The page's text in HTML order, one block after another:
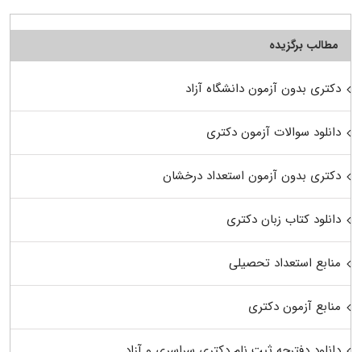
مطالب برگزیده
دکتری بدون آزمون دانشگاه آزاد
دانلود سوالات آزمون دکتری
دکتری بدون آزمون استعداد درخشان
دانلود کتاب زبان دکتری
منابع استعداد تحصیلی
منابع آزمون دکتری